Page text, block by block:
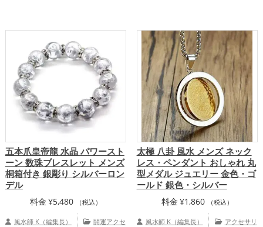
事運アップ , 家庭運・家族運アップ
総合
運・全体運アップ
五本爪皇帝龍 水晶 パワースト
ーン 数珠ブレスレット メンズ
桐箱付き 銀彫り シルバーロン
デル
料金 ¥5,480 （税込）
風水師 K（編集長）
開運アクセ
太極 八卦 風水 メンズ ネック
レス・ペンダント おしゃれ 丸
型メダル ジュエリー 金色・ゴ
ールド 銀色・シルバー
料金 ¥1,860 （税込）
風水師 K（編集長）
アクセサリ